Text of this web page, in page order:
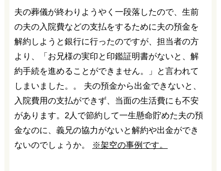
夫の葬儀が終わりようやく一段落したので、生前
の夫の入院費などの支払をするために夫の預金を
解約しようと銀行に行ったのですが、担当者の方
より、「お兄様の実印と印鑑証明書がないと、解
約手続を進めることができません。」と言われて
しまいました。。 夫の預金から出金できないと、
入院費用の支払ができず、当面の生活費にも不安
があります。2人で節約して一生懸命貯めた夫の預
金なのに、義兄の協力がないと解約や出金ができ
ないのでしょうか。
※架空の事例です。